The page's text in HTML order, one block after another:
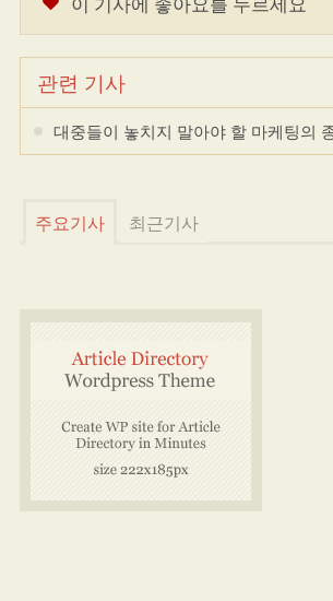
관련 기사
대중들이 놓치지 말아야 할 마케팅의
주요기사 최근기사